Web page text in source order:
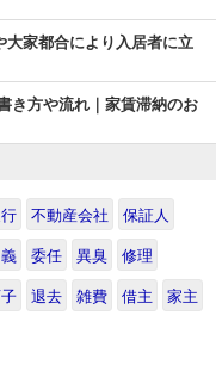
大家都合により入居者に立
き方や流れ｜家賃滞納のお
不動産会社 保証人
委任 異臭 修理
退去 雑費 借主 家主